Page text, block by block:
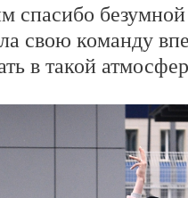
спасибо
свою команду
в такой